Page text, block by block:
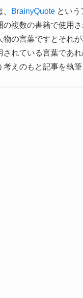
BrainyQuote とい
複数の書籍で使用
の言葉ですとそれ
れている言葉であ
えのもと記事を執筆